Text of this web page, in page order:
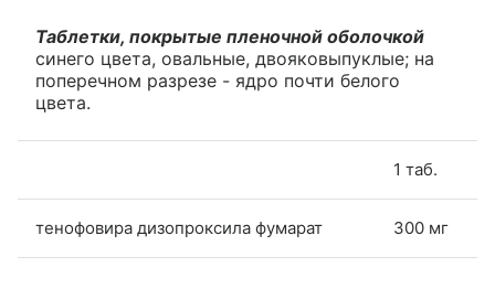
Таблетки, покрытые пленочной оболочкой
синего цвета, овальные, двояковыпуклые; на
поперечном разрезе - ядро почти белого
цвета.
1 таб.
тенофовира дизопроксила фумарат 300 мг